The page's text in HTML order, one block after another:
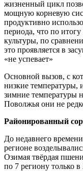
жизненный цикл
мощную корневую
продуктивно
периода, что по
культуры, по
это проявляется в
«не успевает»
Основной вызов, с
низкие температуры,
зимние температуры
Поволжья они не
Районированный
До недавнего
регионе
Озимая твёрдая
по 7 региону только в